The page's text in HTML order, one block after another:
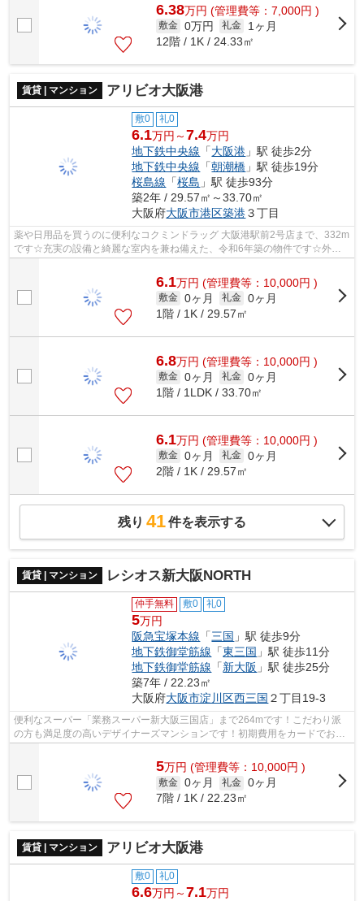
6.38万円 (管理費等：7,000円 )
敷金 0万円 礼金
1ヶ月
12階 / 1K / 24.33㎡
賃貸 | マンション アリビオ大阪港
敷0 礼0
6.1万円～7.4万円
地下鉄中央線 「大阪港 」駅 徒歩2分
地下鉄中央線 「朝潮橋 」駅 徒歩19分
桜島線 「桜島 」駅 徒歩93分
築2年 / 29.57㎡～33.70㎡
大阪府大阪市港区築港３丁目
薬や日用品を買うのに便利なコクミンドラッグ 大阪港駅前2号店まで、332m
です☆充実の設備と綺麗な室内を兼ね備えた、令和6年築の物件です☆外観
6.1万円 (管理費等：10,000円 )
敷金 0ヶ月 礼金 0ヶ月
1階 / 1K / 29.57㎡
6.8万円 (管理費等：10,000円 )
敷金 0ヶ月 礼金 0ヶ月
1階 / 1LDK / 33.70㎡
6.1万円 (管理費等：10,000円 )
敷金 0ヶ月 礼金 0ヶ月
2階 / 1K / 29.57㎡
残り 41件を表示する
賃貸 | マンション レシオス新大阪NORTH
仲手無料 敷0 礼0
5万円
阪急宝塚本線 「三国 」駅 徒歩9分
地下鉄御堂筋線 「東三国 」駅 徒歩11分
地下鉄御堂筋線 「新大阪 」駅 徒歩25分
築7年 / 22.23㎡
大阪府大阪市淀川区西三国 ２丁目19-3
便利なスーパー「業務スーパー新大阪三国店」まで264mです！こだわり派
の方も満足度の高いデザイナーズマンションです！初期費用をカードでお支
払いいただけるので、カードで決済した...
5万円 (管理費等：10,000円 )
敷金 0ヶ月 礼金 0ヶ月
7階 / 1K / 22.23㎡
賃貸 | マンション アリビオ大阪港
敷0 礼0
6.6万円～7.1万円